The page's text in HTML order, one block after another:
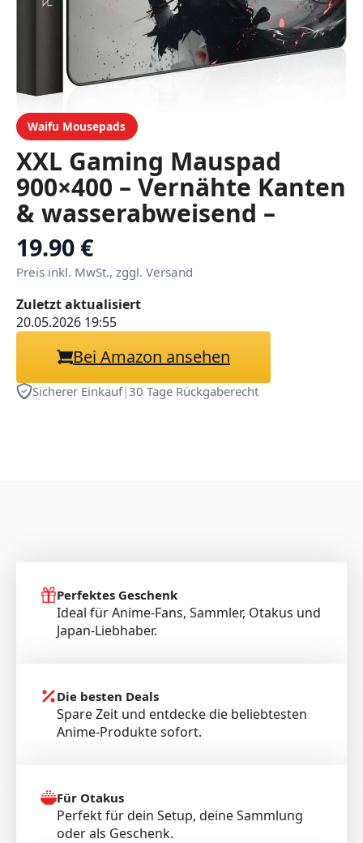
Waifu Mousepads
XXL Gaming Mauspad
900×400 – Vernähte Kanten
& wasserabweisend –
Anime Mousepad für
Gamer & Büro – großes
Maus Pad &
Schreibtischunterlage –
Mouse Mat Setup & PC
19.90 €
Preis inkl. MwSt., zggl. Versand
Zuletzt aktualisiert
20.05.2026 19:55
Bei Amazon ansehen
Sicherer Einkauf|30 Tage Rückgaberecht
Perfektes Geschenk
Ideal für Anime-Fans, Sammler, Otakus und
Japan-Liebhaber.
Die besten Deals
Spare Zeit und entdecke die beliebtesten
Anime-Produkte sofort.
Für Otakus
Perfekt für dein Setup, deine Sammlung
oder als Geschenk.